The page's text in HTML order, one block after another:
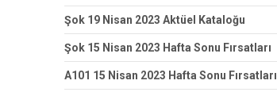
Şok 19 Nisan 2023 Aktüel Kataloğu
Şok 15 Nisan 2023 Hafta Sonu Fırsatları
A101 15 Nisan 2023 Hafta Sonu Fırsatları